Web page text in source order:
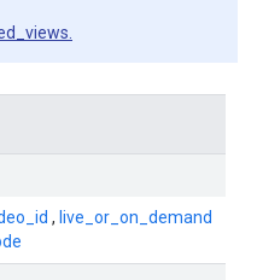
, live_or_on_demand